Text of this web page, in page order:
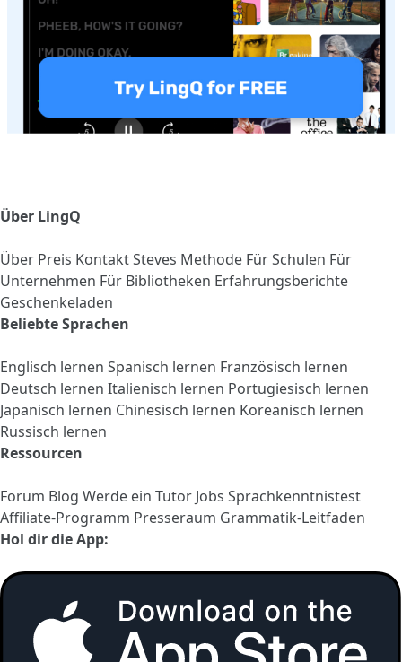
Über LingQ
Über Preis KontaktSteves Methode Für Schulen Für
Unternehmen Für Bibliotheken Erfahrungsberichte
Geschenkeladen
Beliebte Sprachen
Englisch lernen Spanisch lernen Französisch lernen
Deutsch lernen Italienisch lernen Portugiesisch lernen
Japanisch lernen Chinesisch lernen Koreanisch lernen
Russisch lernen
Ressourcen
Forum Blog Werde ein Tutor Jobs Sprachkenntnistest
Affiliate-Programm Presseraum Grammatik-Leitfaden
Hol dir die App: